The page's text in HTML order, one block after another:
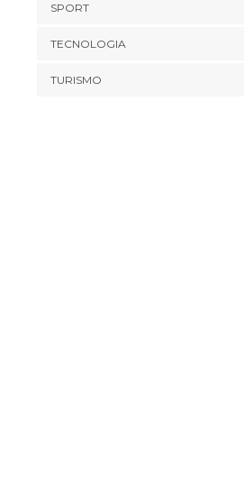
SPORT
TECNOLOGIA
TURISMO